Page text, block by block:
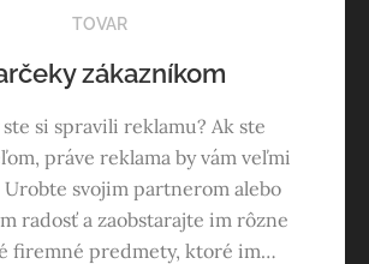
TOVAR
zákazníkom
ste si spravili reklamu? Ak ste
práve reklama by vám veľmi
Urobte svojim partnerom alebo
radosť a zaobstarajte im rôzne
firemné predmety, ktoré im…